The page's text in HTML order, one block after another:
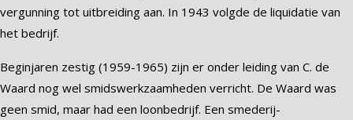
vergunning tot uitbreiding aan. In 1943 volgde de liquidatie van
het bedrijf.
Beginjaren zestig (1959-1965) zijn er onder leiding van C. de
Waard nog wel smidswerkzaamheden verricht. De Waard was
geen smid, maar had een loonbedrijf. Een smederij-